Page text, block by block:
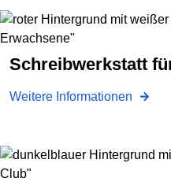
Schreibwerkstatt
Weitere Informationen